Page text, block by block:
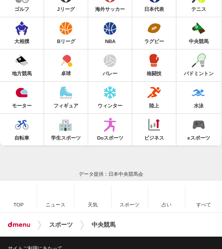
ゴルフ Jリーグ 海外サッカー 日本代表 テニス
大相撲 Bリーグ NBA ラグビー 中央競馬
地方競馬 卓球 バレー 格闘技 バドミントン
モーター フィギュア ウィンター 陸上 水泳
自転車 学生スポーツ Doスポーツ ビジネス eスポーツ
データ提供：日本中央競馬会
TOP ニュース 天気 スポーツ 占い すべて
スポーツ 中央競馬